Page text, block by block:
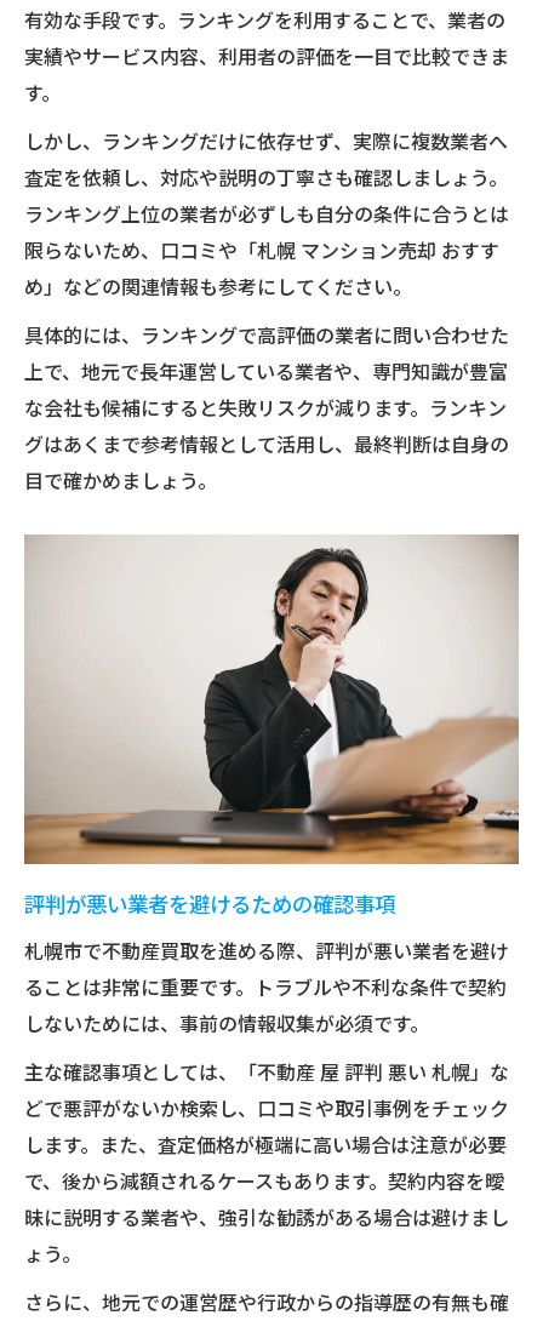
有効な手段です。ランキングを利用することで、業者の
実績やサービス内容、利用者の評価を一目で比較できま
す。
しかし、ランキングだけに依存せず、実際に複数業者へ
査定を依頼し、対応や説明の丁寧さも確認しましょう。
ランキング上位の業者が必ずしも自分の条件に合うとは
限らないため、口コミや「札幌 マンション売却 おすす
め」などの関連情報も参考にしてください。
具体的には、ランキングで高評価の業者に問い合わせた
上で、地元で長年運営している業者や、専門知識が豊富
な会社も候補にすると失敗リスクが減ります。ランキン
グはあくまで参考情報として活用し、最終判断は自身の
目で確かめましょう。
評判が悪い業者を避けるための確認事項
札幌市で不動産買取を進める際、評判が悪い業者を避け
ることは非常に重要です。トラブルや不利な条件で契約
しないためには、事前の情報収集が必須です。
主な確認事項としては、「不動産 屋 評判 悪い 札幌」な
どで悪評がないか検索し、口コミや取引事例をチェック
します。また、査定価格が極端に高い場合は注意が必要
で、後から減額されるケースもあります。契約内容を曖
昧に説明する業者や、強引な勧誘がある場合は避けまし
ょう。
さらに、地元での運営歴や行政からの指導歴の有無も確